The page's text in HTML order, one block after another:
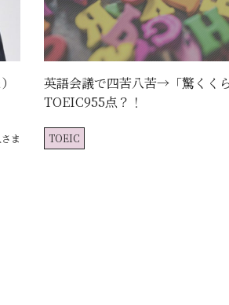
ま
英語会議で四苦八苦→「驚くく
TOEIC955点？！
TOEIC